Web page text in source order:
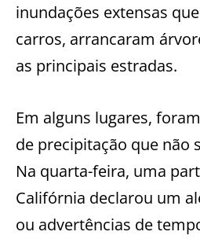
inundações extensas
carros, arrancaram
as principais estradas.
Em alguns lugares,
de precipitação que não
Na quarta-feira, uma
Califórnia declarou um
ou advertências de